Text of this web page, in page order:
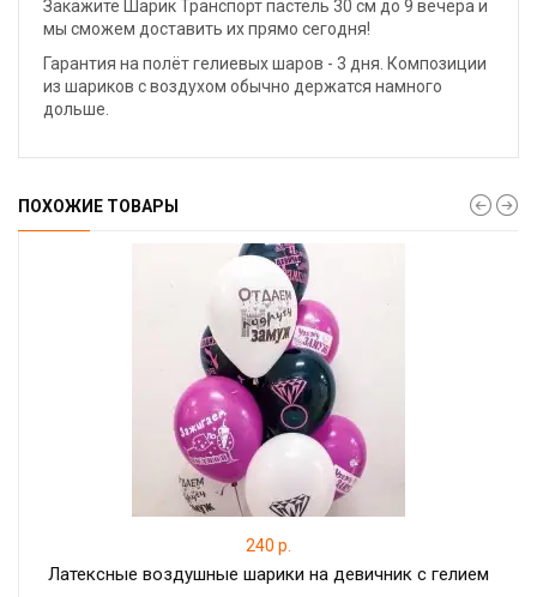
Закажите Шарик Транспорт пастель 30 см до 9 вечера и
мы сможем доставить их прямо сегодня!
Гарантия на полёт гелиевых шаров - 3 дня. Композиции
из шариков с воздухом обычно держатся намного
дольше.
ПОХОЖИЕ ТОВАРЫ
240 р.
Латексные воздушные шарики на девичник с гелием